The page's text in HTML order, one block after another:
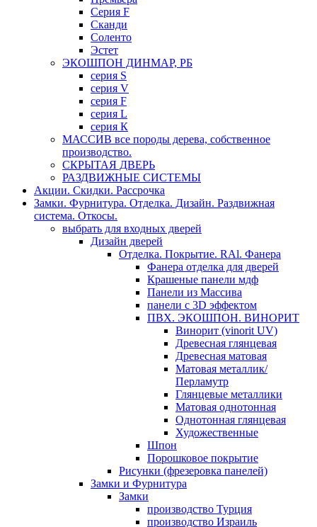
Серия F
Сканди
Соленто
Эстет
ЭКОШПОН ДИНМАР, РБ
серия S
серия V
серия F
серия L
серия К
МАССИВ все породы дерева, собственное
производство.
СКРЫТАЯ ДВЕРЬ
РАЗДВИЖНЫЕ СИСТЕМЫ
Акции. Скидки. Рассрочка
Замки. Фурнитура. Отделка. Дизайн. Раздвижная
система. Откосы.
выбрать для входных дверей
Дизайн дверей
Отделка. Покрытие. RAl. Фанера
Фанера отделка для дверей
Крашеные панели мдф
Панели из Массива
панели с 3D эффектом
ПВХ. ЭКОШПОН. ВИНОРИТ
Винорит (vinorit UV)
Древесная глянцевая
Древесная матовая
Матовая металлик/
Перламутр
Глянцевые металлики
Матовая однотонная
Однотонная глянцевая
Художественные
Шпон
Порошковое покрытие
Рисунки (фрезеровка панелей)
Замки и Фурнитура
Замки
производство Турция
производство Израиль